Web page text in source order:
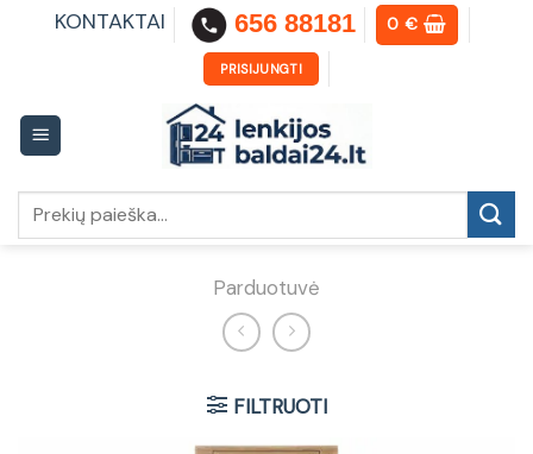
KONTAKTAI 656 88181 0€
PRISIJUNGTI
Parduotuvė
FILTRUOTI